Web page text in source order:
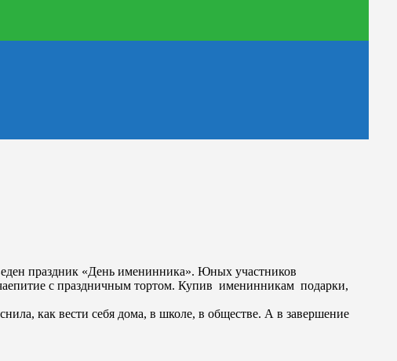
праздник «День именинника». Юных участников
с праздничным тортом. Купив именинникам подарки,
как вести себя дома, в школе, в обществе. А в завершение